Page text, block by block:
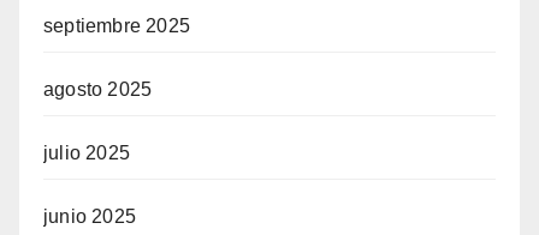
septiembre 2025
agosto 2025
julio 2025
junio 2025